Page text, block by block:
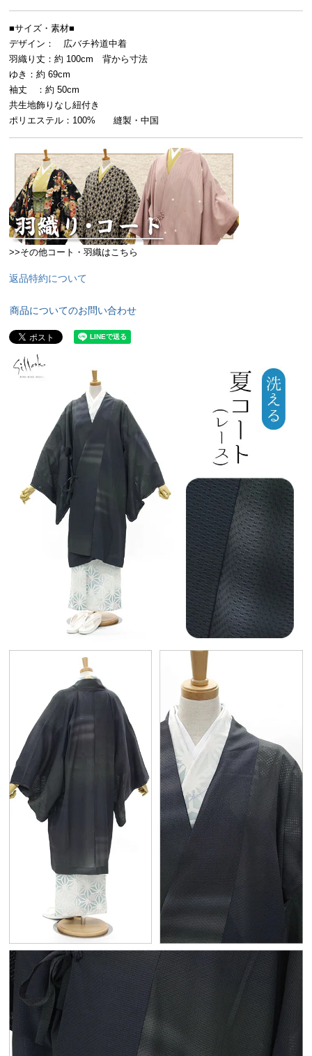
■サイズ・素材■
デザイン： 広バチ衿道中着
羽織り丈：約 100cm 背から寸法
ゆき：約 69cm
袖丈 ：約 50cm
共生地飾りなし紐付き
ポリエステル：100% 縫製・中国
>>その他コート・羽織はこちら
返品特約について
商品についてのお問い合わせ